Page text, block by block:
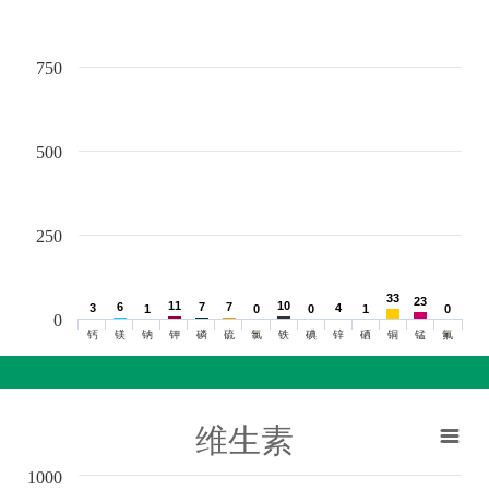
3
3 6
6 1
1 11
11 7
7 7
7 0
0 10
10 0
0 4
4 1
1
33
33 23
23
0
0
钙 镁 钠 钾 磷 硫 氯 铁 碘 锌 硒 铜 锰 氟
0
250
500
750
维生素
1000